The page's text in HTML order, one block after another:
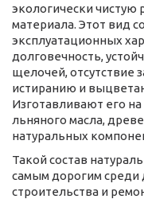
экологически чистую
материала. Этот вид
эксплуатационных
долговечность,
щелочей, отсутствие
истиранию и
Изготавливают его
льняного масла,
натуральных
Такой состав
самым дорогим среди
строительства и